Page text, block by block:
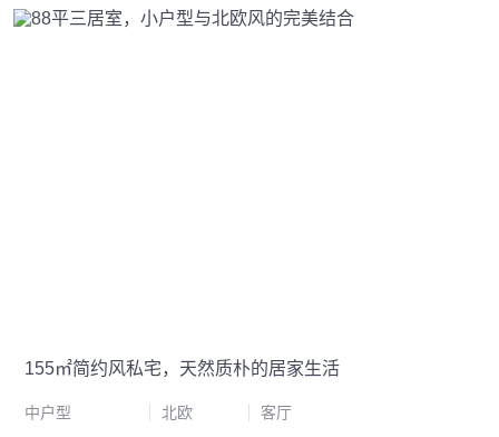
155㎡简约风私宅，天然质朴的居家生活
中户型 北欧 客厅